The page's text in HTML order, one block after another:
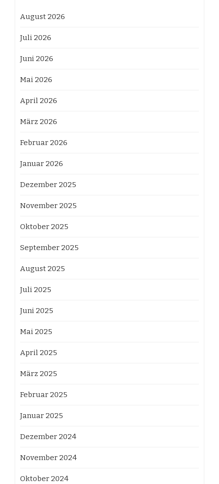
August 2026
Juli 2026
Juni 2026
Mai 2026
April 2026
März 2026
Februar 2026
Januar 2026
Dezember 2025
November 2025
Oktober 2025
September 2025
August 2025
Juli 2025
Juni 2025
Mai 2025
April 2025
März 2025
Februar 2025
Januar 2025
Dezember 2024
November 2024
Oktober 2024